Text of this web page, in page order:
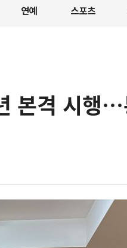
연예 스포츠
본격 시행…